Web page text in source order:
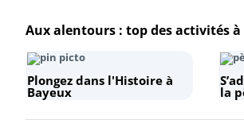
Aux alentours : top des activités
Plongez dans l'Histoire à
Bayeux la